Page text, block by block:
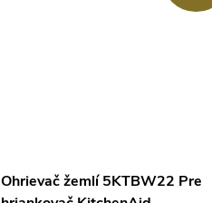
Ohrievač žemlí 5KTBW22 Pre